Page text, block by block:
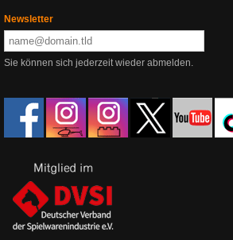
Newsletter
Sie können sich jederzeit wieder abmelden.